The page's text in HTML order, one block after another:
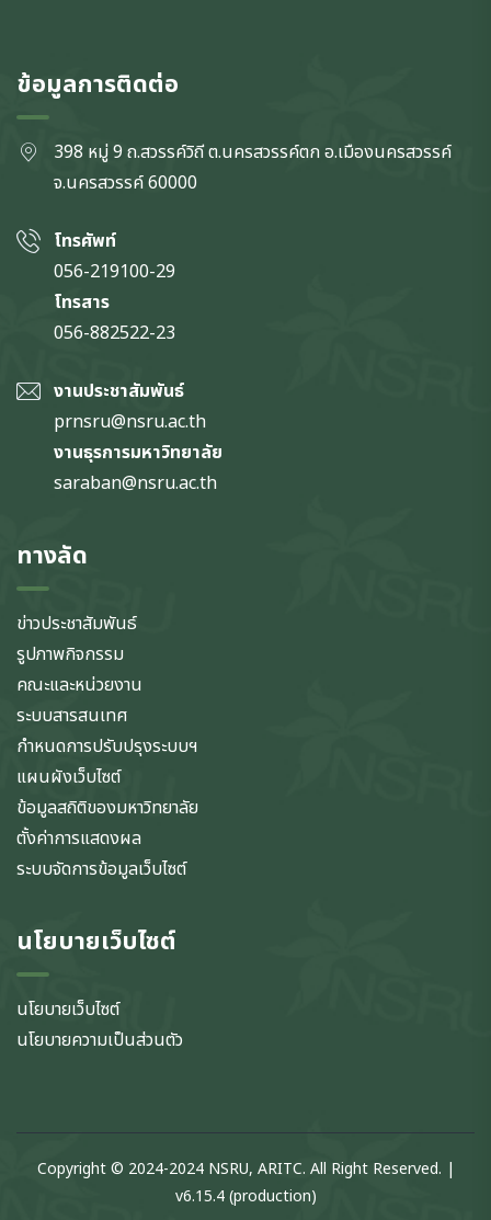
ข้อมูลการติดต่อ
398 หมู่ 9 ถ.สวรรค์วิถี ต.นครสวรรค์ตก อ.เมืองนครสวรรค์
จ.นครสวรรค์60000
โทรศัพท์
056-219100-29
โทรสาร
056-882522-23
งานประชาสัมพันธ์
prnsru@nsru.ac.th
งานธุรการมหาวิทยาลัย
saraban@nsru.ac.th
ทางลัด
ข่าวประชาสัมพันธ์
รูปภาพกิจกรรม
คณะและหน่วยงาน
ระบบสารสนเทศ
กำหนดการปรับปรุงระบบฯ
แผนผังเว็บไซต์
ข้อมูลสถิติของมหาวิทยาลัย
ตั้งค่าการแสดงผล
ระบบจัดการข้อมูลเว็บไซต์
นโยบายเว็บไซต์
นโยบายเว็บไซต์
นโยบายความเป็นส่วนตัว
Copyright © 2024-2024 NSRU, ARITC. All Right Reserved. |
v6.15.4 (production)